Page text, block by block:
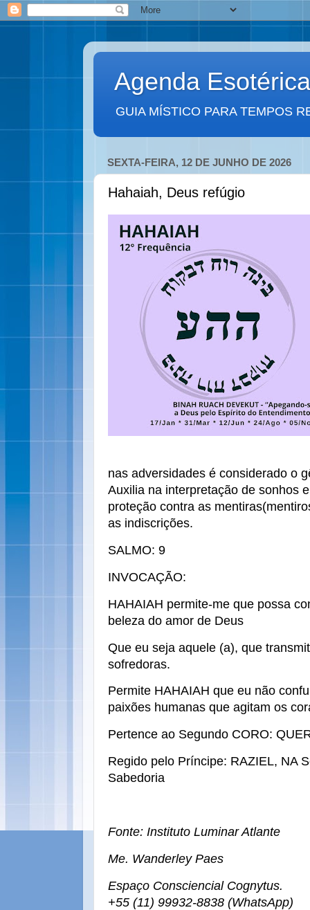
Agenda Esotérica
GUIA MÍSTICO PARA TEMPOS
SEXTA-FEIRA, 12 DE JUNHO DE 2026
Hahaiah, Deus refúgio
nas adversidades é considerado o
Auxilia na interpretação de sonhos
proteção contra as
as indiscrições.
SALMO: 9
INVOCAÇÃO:
HAHAIAH permite-me que possa
beleza do amor de Deus
Que eu seja aquele (a), que
sofredoras.
Permite HAHAIAH que eu não
paixões humanas que agitam os
Pertence ao Segundo CORO:
Regido pelo Príncipe: RAZIEL, NA
Sabedoria
Fonte: Instituto Luminar Atlante
Me. Wanderley Paes
Espaço Consciencial Cognytus.
+55 (11) 99932-8838 (WhatsApp)